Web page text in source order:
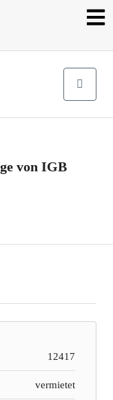
von IGB
12417
vermietet